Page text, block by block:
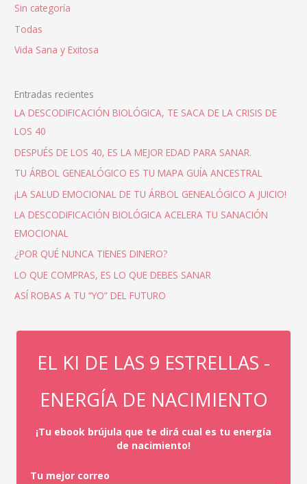
Sin categoría
Todas
Vida Sana y Exitosa
Entradas recientes
LA DESCODIFICACIÓN BIOLÓGICA, TE SACA DE LA CRISIS DE
LOS 40
DESPUÉS DE LOS 40, ES LA MEJOR EDAD PARA SANAR.
TU ÁRBOL GENEALÓGICO ES TU MAPA GUÍA ANCESTRAL
¡LA SALUD EMOCIONAL DE TU ÁRBOL GENEALÓGICO A JUICIO!
LA DESCODIFICACIÓN BIOLÓGICA ACELERA TU SANACIÓN
EMOCIONAL
¿POR QUÉ NUNCA TIENES DINERO?
LO QUE COMPRAS, ES LO QUE DEBES SANAR
ASÍ ROBAS A TU “YO” DEL FUTURO
EL KI DE LAS 9 ESTRELLAS -
ENERGÍA DE NACIMIENTO
¡Tu ebook brújula que te dirá cual es tu energía
de nacimiento!
Tu mejor correo